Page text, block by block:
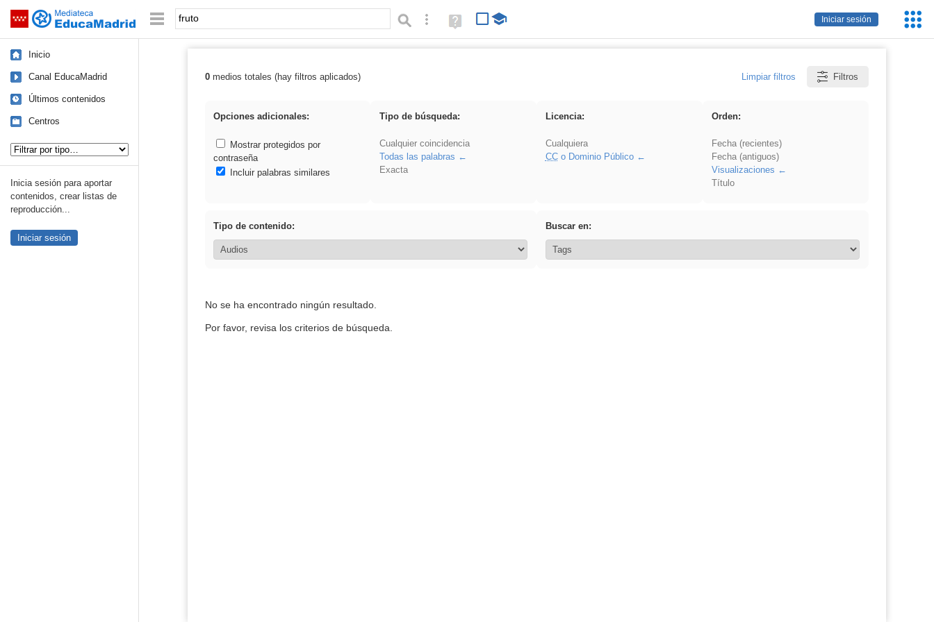
Saltar navegación
Iniciar sesión
Palabra o frase: Búsqueda avanzada
Ayuda
(en
Inicio
Canal EducaMadrid
Últimos contenidos
Centros
Inicia sesión para aportar
contenidos, crear listas de
reproducción...
Iniciar sesión
Resultados de: fruto
0medios totales (hay filtros aplicados) Limpiar filtros Filtros
Opciones adicionales:
Mostrar protegidos por
contraseña
Incluir palabras similares
Tipo de búsqueda:
Cualquier coincidencia
Todas las palabras
Exacta
Licencia:
Cualquiera
CCo Dominio Público
Orden:
Fecha (recientes)
Fecha (antiguos)
Visualizaciones
Título
Tipo de contenido: Buscar en:
No se ha encontrado ningún resultado.
Por favor, revisa los criterios de búsqueda.